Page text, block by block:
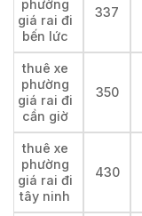
phường
giá rai đi
bến lức
337
thuê xe
phường
giá rai đi
cần giờ
350
thuê xe
phường
giá rai đi
tây ninh
430